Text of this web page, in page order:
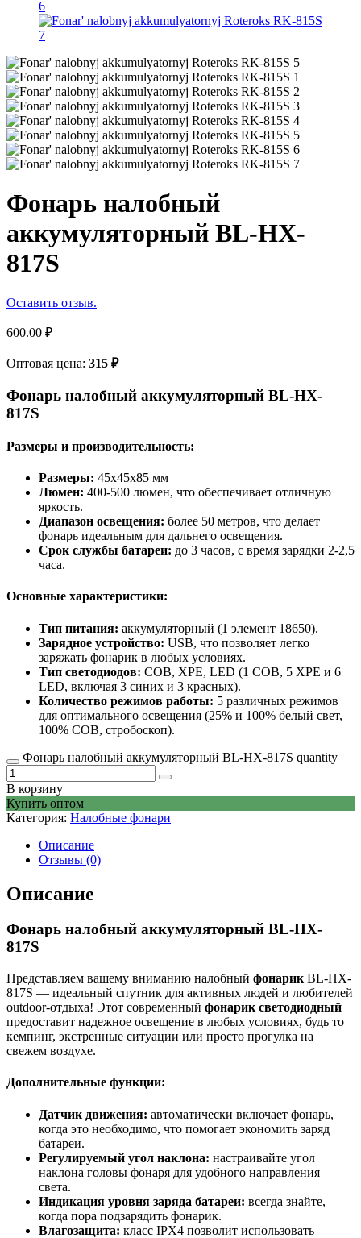
Фонарь налобный
аккумуляторный BL-HX-
817S
Оставить отзыв.
600.00 ₽
Оптовая цена: 315 ₽
Фонарь налобный аккумуляторный BL-HX-
817S
Размеры и производительность:
Размеры: 45х45х85 мм
Люмен: 400-500 люмен, что обеспечивает отличную
яркость.
Диапазон освещения: более 50 метров, что делает
фонарь идеальным для дальнего освещения.
Срок службы батареи: до 3 часов, с время зарядки 2-2,5
часа.
Основные характеристики:
Тип питания: аккумуляторный (1 элемент 18650).
Зарядное устройство: USB, что позволяет легко
заряжать фонарик в любых условиях.
Тип светодиодов: COB, XPE, LED (1 COB, 5 XPE и 6
LED, включая 3 синих и 3 красных).
Количество режимов работы: 5 различных режимов
для оптимального освещения (25% и 100% белый свет,
100% COB, стробоскоп).
Фонарь налобный аккумуляторный BL-HX-817S quantity
В корзину
Купить оптом
Категория: Налобные фонари
Описание
Отзывы (0)
Описание
Фонарь налобный аккумуляторный BL-HX-
817S
Представляем вашему вниманию налобный фонарик BL-HX-
817S — идеальный спутник для активных людей и любителей
outdoor-отдыха! Этот современный фонарик светодиодный
предоставит надежное освещение в любых условиях, будь то
кемпинг, экстренные ситуации или просто прогулка на
свежем воздухе.
Дополнительные функции:
Датчик движения: автоматически включает фонарь,
когда это необходимо, что помогает экономить заряд
батареи.
Регулируемый угол наклона: настраивайте угол
наклона головы фонаря для удобного направления
света.
Индикация уровня заряда батареи: всегда знайте,
когда пора подзарядить фонарик.
Влагозащита: класс IPX4 позволит использовать